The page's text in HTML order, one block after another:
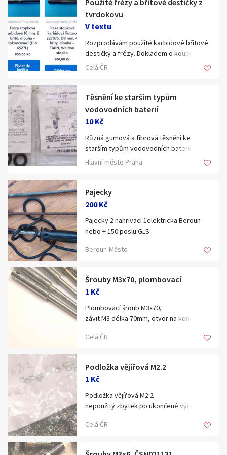
Použité frézy a břitové destičky z
tvrdokovu
V textu
Rozprodávám použité karbidové břitové
destičky a frézy. Dokladem o koupi je
kupní smlouva. Nabídka není zatím
Celá ČR
Těsnění ke starším typům
vodovodních baterií
10 Kč
Různá gumová a fíbrová těsnění ke
starším typům vodovodních baterií - viz
foto. Balení 10-30 Kč, jednotlivé kusy
Hlavní město Praha
Pajecky
200 Kč
Pajecky 2 nahrivaci 1elektricka Beroun
nebo + 150 poslu GLS
Beroun-Město
Šrouby M3x70, plombovací
1 Kč
Plombovací šroub M3x70,
závit M3 délka 70mm, otvor na konci,
až 11.4kg.
i po menších množstvích.
..
Blansko.
Celá ČR
Podložka vějířová M2.2
1 Kč
Podložka vějířová M2.2
nepoužitý zbytek po ukončené výrobě,
(i po menších množstvích)
Celá ČR
Km
Celá ČR
Jihočeský kraj
Jihomoravský kraj
Zobrazit všechny regiony
Stáří inzerátu
Hledat v textu
Nabídka/poptávka
Klíčové slovo:
Neuvedeno
Lokalita:
Neuvedeno
Ráno
E-mail
Souhlasím s personalizací nabídek, zasíláním
marketingových materiálů a upozornění.